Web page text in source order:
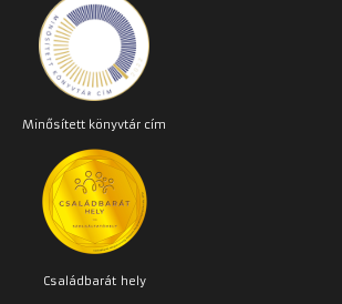
Minősített könyvtár cím
Családbarát hely